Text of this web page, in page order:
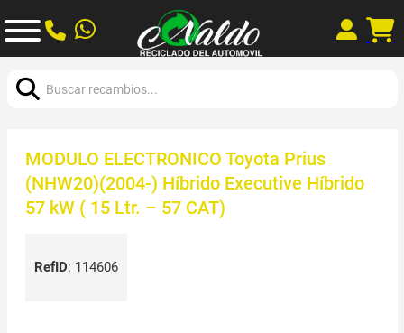
MODULO ELECTRONICO Toyota Prius
(NHW20)(2004-) Híbrido Executive Híbrido
57 kW ( 15 Ltr. – 57 CAT)
RefID: 114606